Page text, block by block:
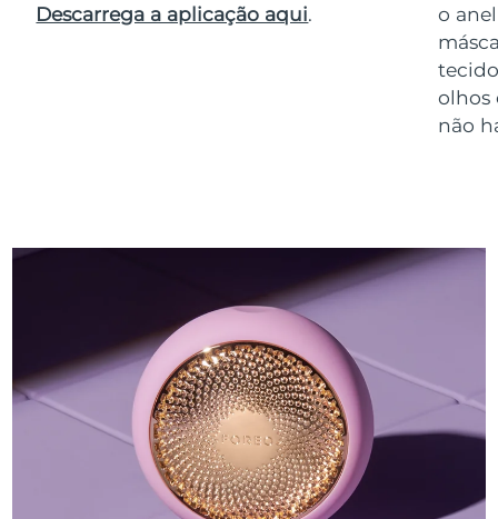
Descarrega a aplicação aqui.
o
olhos
não